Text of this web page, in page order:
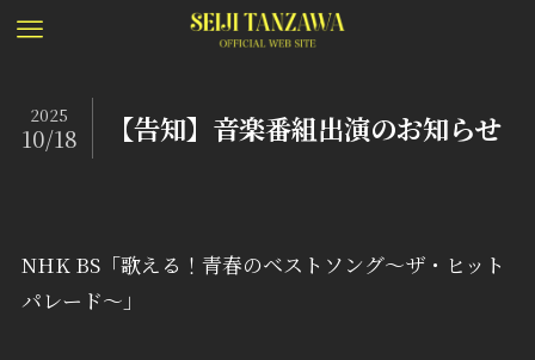
【告知】音楽番組出演のお知らせ
2025
10/18
NHK BS「歌える！青春のベストソング〜ザ・ヒット
パレード〜」